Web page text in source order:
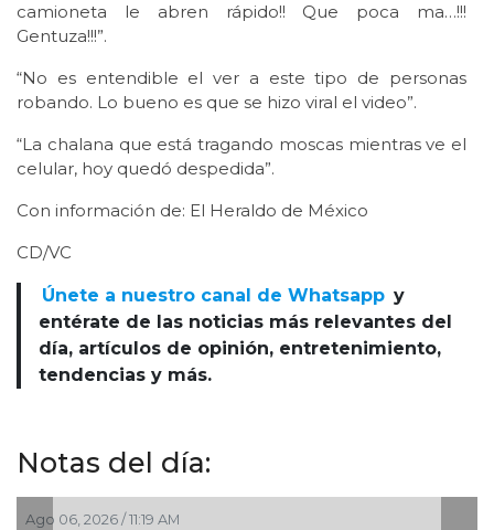
camioneta le abren rápido!! Que poca ma…!!!
Gentuza!!!”.
“No es entendible el ver a este tipo de personas
robando. Lo bueno es que se hizo viral el video”.
“La chalana que está tragando moscas mientras ve el
celular, hoy quedó despedida”.
Con información de: El Heraldo de México
CD/VC
Únete a nuestro canal de Whatsapp y
entérate de las noticias más relevantes del
día, artículos de opinión, entretenimiento,
tendencias y más.
Notas del día:
Ago 05, 2026 / 2:56 PM